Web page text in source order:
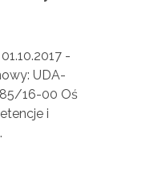
-
UDA-
16-00 Oś
i